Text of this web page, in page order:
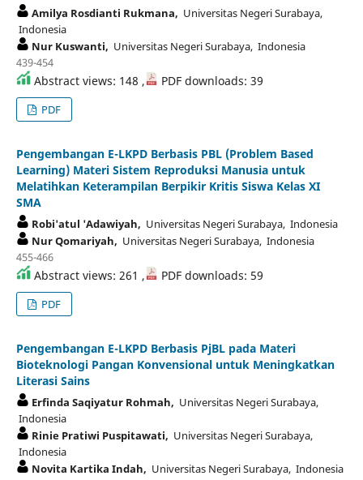
Amilya Rosdianti Rukmana, Universitas Negeri Surabaya,
Indonesia
Nur Kuswanti, Universitas Negeri Surabaya, Indonesia
439-454
Abstract views: 148 , PDF downloads: 39
PDF
Pengembangan E-LKPD Berbasis PBL (Problem Based
Learning) Materi Sistem Reproduksi Manusia untuk
Melatihkan Keterampilan Berpikir Kritis Siswa Kelas XI
SMA
Robi'atul 'Adawiyah, Universitas Negeri Surabaya, Indonesia
Nur Qomariyah, Universitas Negeri Surabaya, Indonesia
455-466
Abstract views: 261 , PDF downloads: 59
PDF
Pengembangan E-LKPD Berbasis PjBL pada Materi
Bioteknologi Pangan Konvensional untuk Meningkatkan
Literasi Sains
Erfinda Saqiyatur Rohmah, Universitas Negeri Surabaya,
Indonesia
Rinie Pratiwi Puspitawati, Universitas Negeri Surabaya,
Indonesia
Novita Kartika Indah, Universitas Negeri Surabaya, Indonesia